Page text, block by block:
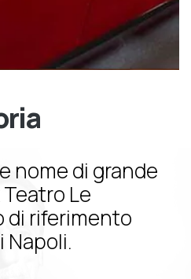
nome di grande
Le
di riferimento
Napoli.